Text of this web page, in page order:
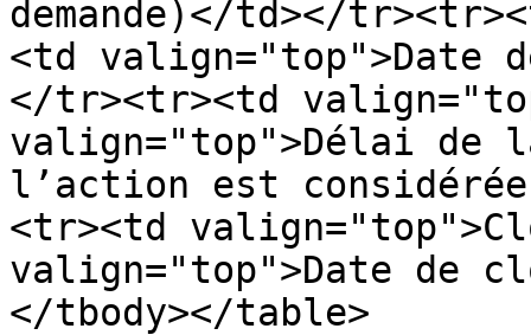
demande)</td></
<td valign="top">Date
</tr><tr><td
valign="top">Délai de
l’action est
<tr><td
valign="top">Date de
</tbody></table>